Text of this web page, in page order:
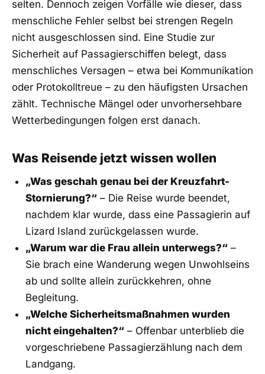
selten. Dennoch zeigen Vorfälle wie dieser, dass
menschliche Fehler selbst bei strengen Regeln
nicht ausgeschlossen sind. Eine Studie zur
Sicherheit auf Passagierschiffen belegt, dass
menschliches Versagen – etwa bei Kommunikation
oder Protokolltreue – zu den häufigsten Ursachen
zählt. Technische Mängel oder unvorhersehbare
Wetterbedingungen folgen erst danach.
Was Reisende jetzt wissen wollen
„Was geschah genau bei der Kreuzfahrt-
Stornierung?“ – Die Reise wurde beendet,
nachdem klar wurde, dass eine Passagierin auf
Lizard Island zurückgelassen wurde.
„Warum war die Frau allein unterwegs?“ –
Sie brach eine Wanderung wegen Unwohlseins
ab und sollte allein zurückkehren, ohne
Begleitung.
„Welche Sicherheitsmaßnahmen wurden
nicht eingehalten?“ – Offenbar unterblieb die
vorgeschriebene Passagierzählung nach dem
Landgang.